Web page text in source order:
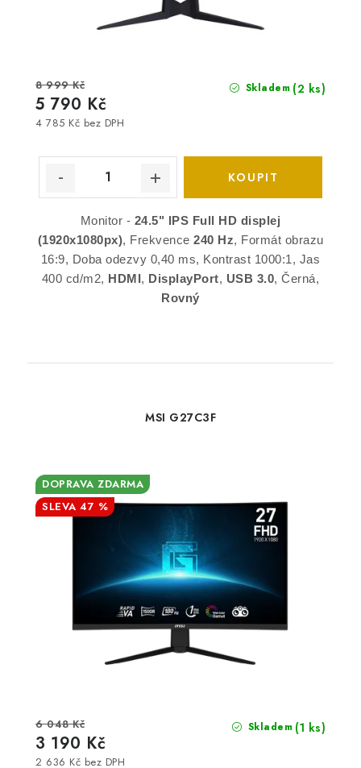
Skladem (2 ks)
4 785 Kč bez DPH
5 790 Kč
8 999 Kč
Monitor - 24.5" IPS Full HD displej
(1920x1080px), Frekvence 240 Hz, Formát obrazu
16:9, Doba odezvy 0,40 ms, Kontrast 1000:1, Jas
400 cd/m2, HDMI , DisplayPort, USB 3.0, Černá,
Rovný
MSI G27C3F
47 %
DOPRAVA ZDARMA
Skladem (1 ks)
2 636 Kč bez DPH
3 190 Kč
6 048 Kč